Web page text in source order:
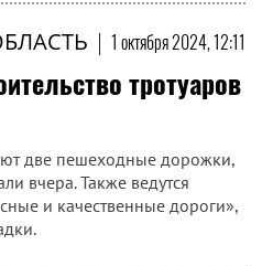
| 1 октября 2024, 12:11
тротуаров
две пешеходные дорожки,
вчера. Также ведутся
и качественные дороги»,